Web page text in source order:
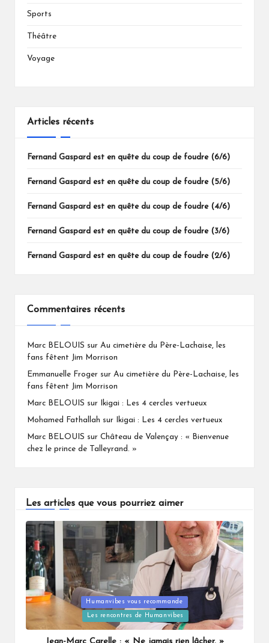
Sports
Théâtre
Voyage
Articles récents
Fernand Gaspard est en quête du coup de foudre (6/6)
Fernand Gaspard est en quête du coup de foudre (5/6)
Fernand Gaspard est en quête du coup de foudre (4/6)
Fernand Gaspard est en quête du coup de foudre (3/6)
Fernand Gaspard est en quête du coup de foudre (2/6)
Commentaires récents
Marc BELOUIS sur Au cimetière du Père-Lachaise, les
fans fêtent Jim Morrison
Emmanuelle Froger sur Au cimetière du Père-Lachaise, les
fans fêtent Jim Morrison
Marc BELOUIS sur Ikigai : Les 4 cercles vertueux
Mohamed Fathallah sur Ikigai : Les 4 cercles vertueux
Marc BELOUIS sur Château de Valençay : « Bienvenue
chez le prince de Talleyrand. »
Les articles que vous pourriez aimer
Posted
Humanvibes vous recommande
Les rencontres de Humanvibes